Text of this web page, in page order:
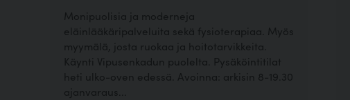
Monipuolisia ja moderneja
eläinlääkäripalveluita sekä fysioterapiaa. Myös
myymälä, josta ruokaa ja hoitotarvikkeita.
Käynti Vipusenkadun puolelta. Pysäköintitilat
heti ulko-oven edessä. Avoinna: arkisin 8-19.30
ajanvaraus...